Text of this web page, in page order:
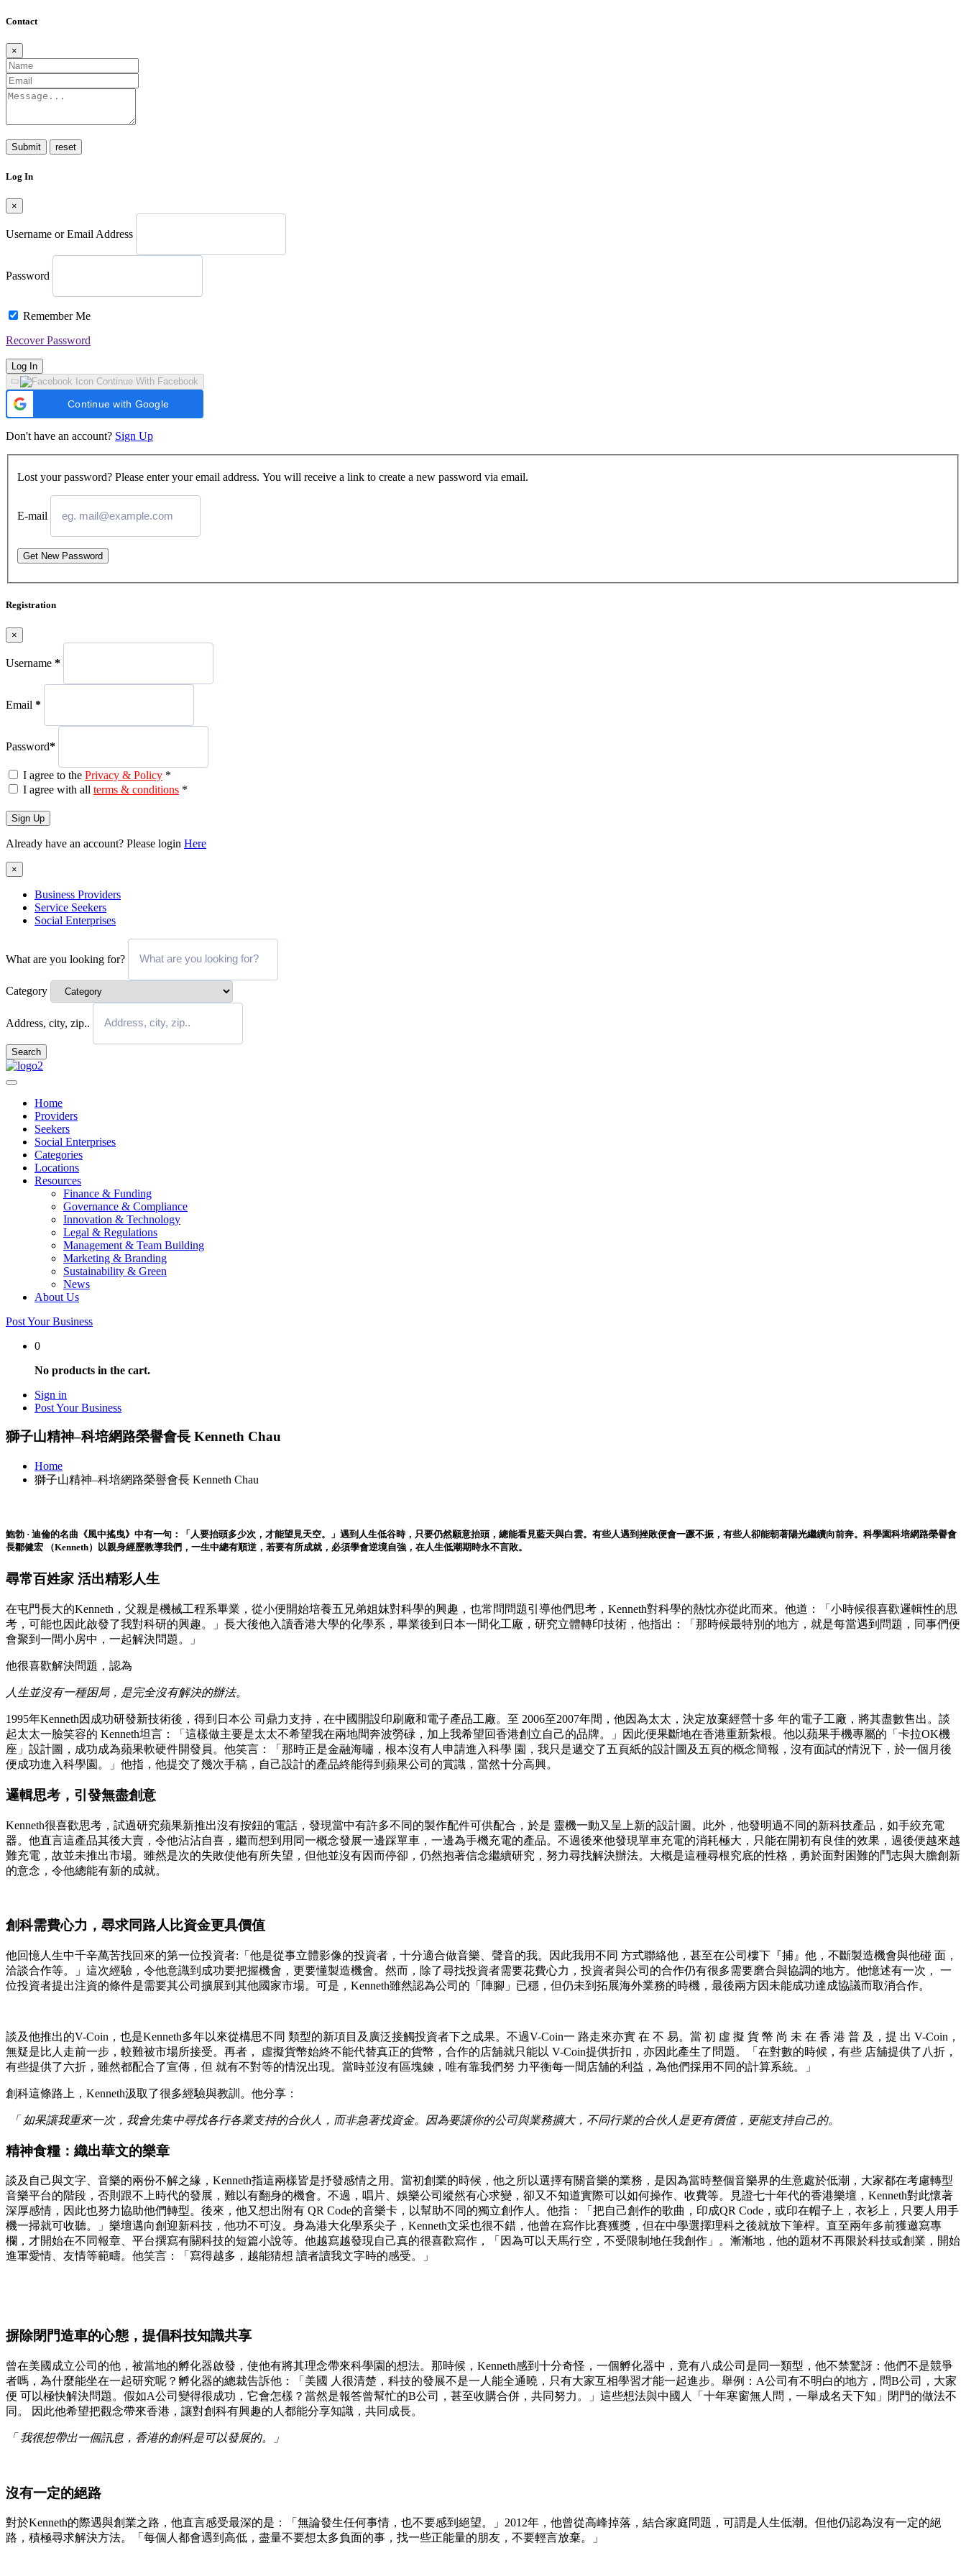
Contact
×
Submit
Log In
×
Username or Email Address
Password
Remember Me
Recover Password
Log In
Continue With Facebook
Continue with Google
Don't have an account? Sign Up
Lost your password? Please enter your email address. You will receive a link to create a new password via email.
E-mail
Get New Password
Registration
×
Username *
Email *
Password*
I agree to the Privacy & Policy *
I agree with all terms & conditions *
Sign Up
Already have an account? Please login Here
×
Business Providers
Service Seekers
Social Enterprises
What are you looking for?
Category
Address, city, zip..
Search
Home
Providers
Seekers
Social Enterprises
Categories
Locations
Resources
Finance & Funding
Governance & Compliance
Innovation & Technology
Legal & Regulations
Management & Team Building
Marketing & Branding
Sustainability & Green
News
About Us
Post Your Business
0
No products in the cart.
Sign in
Post Your Business
獅子山精神–科培網路榮譽會長 Kenneth Chau
Home
獅子山精神–科培網路榮譽會長 Kenneth Chau
鮑勃 · 迪倫的名曲《風中搖曳》中有一句：「人要抬頭多少次，才能望見天空。」遇到人生低谷時，只要仍然願意抬頭，總能看見藍天與白雲。有些人遇到挫敗便會一蹶不振，有些人卻能朝著陽光繼續向前奔。科學園科培網路榮譽會
長鄒健宏 （Kenneth）以親身經歷教導我們，一生中總有順逆，若要有所成就，必須學會逆境自強，在人生低潮期時永不言敗。
尋常百姓家 活出精彩人生
在屯門長大的Kenneth，父親是機械工程系畢業，從小便開始培養五兄弟姐妺對科學的興趣，也常問問題引導他們思考，Kenneth對科學的熱忱亦從此而來。他道：「小時候很喜歡邏輯性的思
考，可能也因此啟發了我對科研的興趣。」長大後他入讀香港大學的化學系，畢業後到日本一間化工廠，研究立體轉印技術，他指出：「那時候最特別的地方，就是每當遇到問題，同事們便
會聚到一間小房中，一起解決問題。」
他很喜歡解決問題，認為
人生並沒有一種困局，是完全沒有解決的辦法。
1995年Kenneth因成功研發新技術後，得到日本公 司鼎力支持，在中國開設印刷廠和電子產品工廠。至 2006至2007年間，他因為太太，決定放棄經營十多 年的電子工廠，將其盡數售出。談
起太太一臉笑容的 Kenneth坦言：「這樣做主要是太太不希望我在兩地間奔波勞碌，加上我希望回香港創立自己的品牌。」因此便果斷地在香港重新紮根。他以蘋果手機專屬的「卡拉OK機
座」設計圖，成功成為蘋果軟硬件開發員。他笑言：「那時正是金融海嘯，根本沒有人申請進入科學 園，我只是遞交了五頁紙的設計圖及五頁的概念簡報，沒有面試的情況下，於一個月後
便成功進入科學園。」他指，他提交了幾次手稿，自己設計的產品終能得到蘋果公司的賞識，當然十分高興。
邏輯思考，引發無盡創意
Kenneth很喜歡思考，試過研究蘋果新推出沒有按鈕的電話，發現當中有許多不同的製作配件可供配合，於是 靈機一動又呈上新的設計圖。此外，他發明過不同的新科技產品，如手絞充電
器。他直言這產品其後大賣，令他沾沾自喜，繼而想到用同一概念發展一邊踩單車，一邊為手機充電的產品。不過後來他發現單車充電的消耗極大，只能在開初有良佳的效果，過後便越來越
難充電，故並未推出市場。雖然是次的失敗使他有所失望，但他並沒有因而停卻，仍然抱著信念繼續研究，努力尋找解決辦法。大概是這種尋根究底的性格，勇於面對困難的鬥志與大膽創新
的意念，令他總能有新的成就。
創科需費心力，尋求同路人比資金更具價值
他回憶人生中千辛萬苦找回來的第一位投資者:「他是從事立體影像的投資者，十分適合做音樂、聲音的我。因此我用不同 方式聯絡他，甚至在公司樓下『捕』他，不斷製造機會與他碰 面，
洽談合作等。」這次經驗，令他意識到成功要把握機會，更要懂製造機會。然而，除了尋找投資者需要花費心力，投資者與公司的合作仍有很多需要磨合與協調的地方。他憶述有一次， 一
位投資者提出注資的條件是需要其公司擴展到其他國家市場。可是，Kenneth雖然認為公司的「陣腳」已穩，但仍未到拓展海外業務的時機，最後兩方因未能成功達成協議而取消合作。
談及他推出的V-Coin，也是Kenneth多年以來從構思不同 類型的新項目及廣泛接觸投資者下之成果。不過V-Coin一 路走來亦實 在 不 易。當 初 虛 擬 貨 幣 尚 未 在 香 港 普 及，提 出 V-Coin，
無疑是比人走前一步，較難被市場所接受。再者， 虛擬貨幣始終不能代替真正的貨幣，合作的店舖就只能以 V-Coin提供折扣，亦因此產生了問題。「在對數的時候，有些 店舖提供了八折，
有些提供了六折，雖然都配合了宣傳，但 就有不對等的情況出現。當時並沒有區塊鍊，唯有靠我們努 力平衡每一間店舖的利益，為他們採用不同的計算系統。」
創科這條路上，Kenneth汲取了很多經驗與教訓。他分享：
「 如果讓我重來一次，我會先集中尋找各行各業支持的合伙人，而非急著找資金。因為要讓你的公司與業務擴大，不同行業的合伙人是更有價值，更能支持自己的。
精神食糧：織出華文的樂章
談及自己與文字、音樂的兩份不解之緣，Kenneth指這兩樣皆是抒發感情之用。當初創業的時候，他之所以選擇有關音樂的業務，是因為當時整個音樂界的生意處於低潮，大家都在考慮轉型
音樂平台的階段，否則跟不上時代的發展，難以有翻身的機會。不過，唱片、娛樂公司縱然有心求變，卻又不知道實際可以如何操作、收費等。見證七十年代的香港樂壇，Kenneth對此懷著
深厚感情，因此也努力協助他們轉型。後來，他又想出附有 QR Code的音樂卡，以幫助不同的獨立創作人。他指：「把自己創作的歌曲，印成QR Code，或印在帽子上，衣衫上，只要人用手
機一掃就可收聽。」樂壇邁向創迎新科技，他功不可沒。身為港大化學系尖子，Kenneth文采也很不錯，他曾在寫作比賽獲獎，但在中學選擇理科之後就放下筆桿。直至兩年多前獲邀寫專
欄，才開始在不同報章、平台撰寫有關科技的短篇小說等。他越寫越發現自己真的很喜歡寫作，「因為可以天馬行空，不受限制地任我創作」。漸漸地，他的題材不再限於科技或創業，開始
進軍愛情、友情等範疇。他笑言：「寫得越多，越能猜想 讀者讀我文字時的感受。」
摒除閉門造車的心態，提倡科技知識共享
曾在美國成立公司的他，被當地的孵化器啟發，使他有將其理念帶來科學園的想法。那時候，Kenneth感到十分奇怪，一個孵化器中，竟有八成公司是同一類型，他不禁驚訝：他們不是競爭
者嗎，為什麼能坐在一起研究呢？孵化器的總裁告訴他：「美國 人很清楚，科技的發展不是一人能全通曉，只有大家互相學習才能一起進步。舉例：A公司有不明白的地方，問B公司，大家
便 可以極快解決問題。假如A公司變得很成功，它會怎樣？當然是報答曾幫忙的B公司，甚至收購合併，共同努力。」這些想法與中國人「十年寒窗無人問，一舉成名天下知」閉門的做法不
同。 因此他希望把觀念帶來香港，讓對創科有興趣的人都能分享知識，共同成長。
「 我很想帶出一個訊息，香港的創科是可以發展的。」
沒有一定的絕路
對於Kenneth的際遇與創業之路，他直言感受最深的是：「無論發生任何事情，也不要感到絕望。」2012年，他曾從高峰掉落，結合家庭問題，可謂是人生低潮。但他仍認為沒有一定的絕
路，積極尋求解決方法。「每個人都會遇到高低，盡量不要想太多負面的事，找一些正能量的朋友，不要輕言放棄。」